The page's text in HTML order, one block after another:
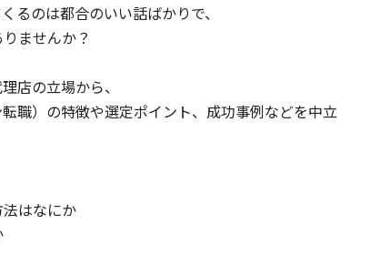
るのは都合のいい話ばかりで、
ませんか？
店の立場から、
職）の特徴や選定ポイント、成功事例などを中立
はなにか